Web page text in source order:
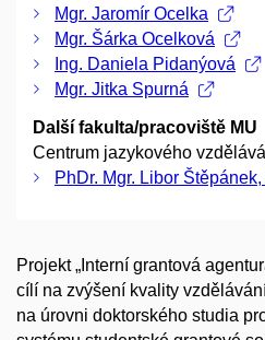
Mgr. Jaromír Ocelka
Mgr. Šárka Ocelková
Ing. Daniela Pidanýová
Mgr. Jitka Spurná
Další fakulta/pracoviště MU
Centrum jazykového
PhDr. Mgr. Libor
Projekt „Interní grantová
cílí na zvýšení kvality
na úrovni doktorského studia